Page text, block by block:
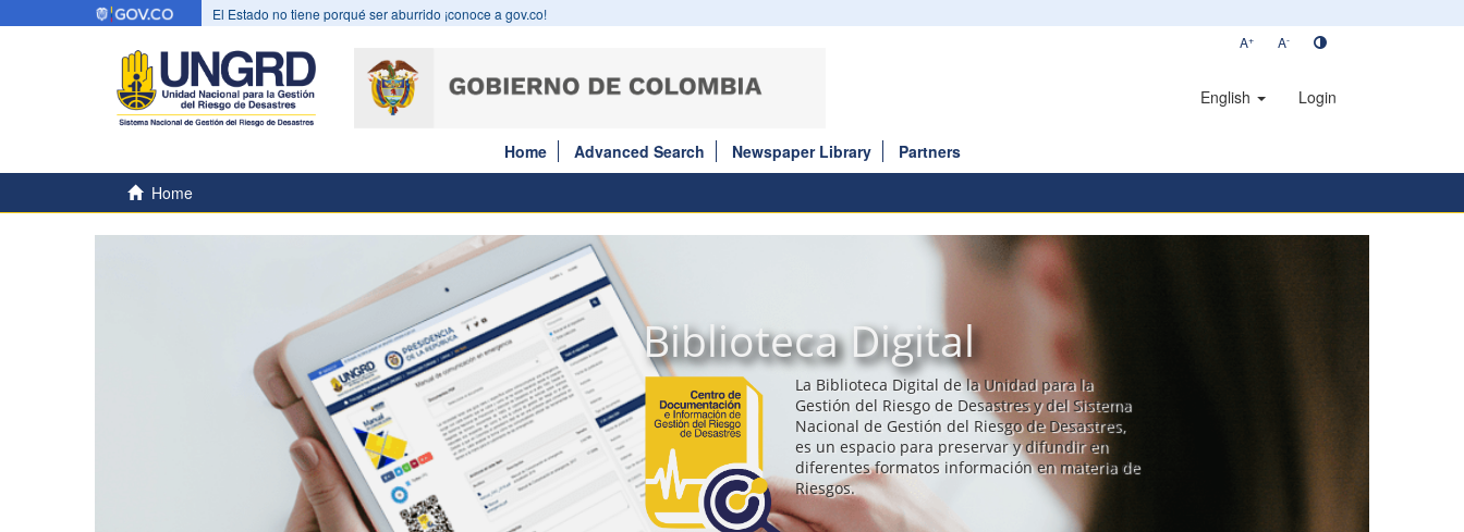
El Estado no tiene porqué ser aburrido ¡conoce a gov.co!
A+ A-
English Login
Home Advanced Search Newspaper Library
Partners
Home
Biblioteca Digital
La Biblioteca Digital de la Unidad para la
Gestión del Riesgo de Desastres y del Sistema
Nacional de Gestión del Riesgo de Desastres,
es un espacio para preservar y difundir en
diferentes formatos información en materia de
Riesgos.